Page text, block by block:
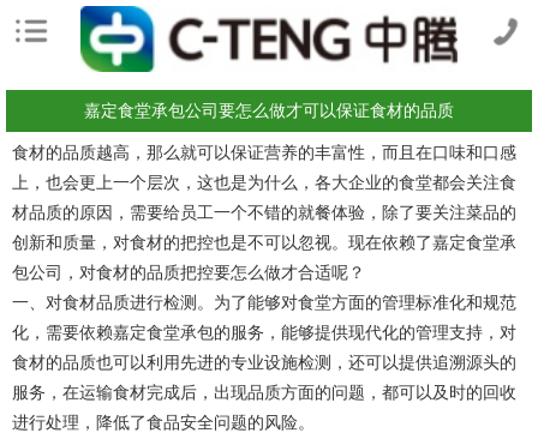
嘉定食堂承包公司要怎么做才可以保证食材的品质
食材的品质越高，那么就可以保证营养的丰富性，而且在口味和口感
上，也会更上一个层次，这也是为什么，各大企业的食堂都会关注食
材品质的原因，需要给员工一个不错的就餐体验，除了要关注菜品的
创新和质量，对食材的把控也是不可以忽视。现在依赖了嘉定食堂承
包公司，对食材的品质把控要怎么做才合适呢？
一、对食材品质进行检测。为了能够对食堂方面的管理标准化和规范
化，需要依赖嘉定食堂承包的服务，能够提供现代化的管理支持，对
食材的品质也可以利用先进的专业设施检测，还可以提供追溯源头的
服务，在运输食材完成后，出现品质方面的问题，都可以及时的回收
进行处理，降低了食品安全问题的风险。